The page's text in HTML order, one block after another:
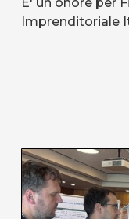
Imprenditoriale